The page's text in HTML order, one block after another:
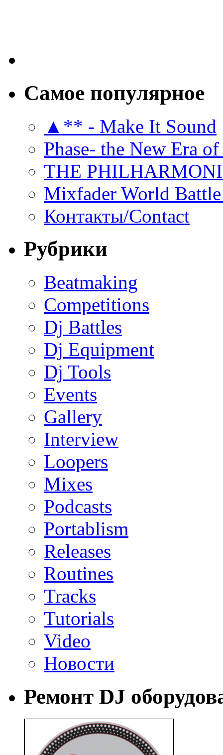
Самое популярное
▲** - Make It Sound
Phase- the New Era
THE
Mixfader World
Контакты/Contact
Рубрики
Beatmaking
Competitions
Dj Battles
Dj Equipment
Dj Tools
Events
Gallery
Interview
Loopers
Mixes
Podcasts
Portablism
Releases
Routines
Tracks
Tutorials
Video
Новости
Ремонт DJ